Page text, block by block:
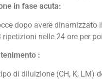
in fase acuta:
dopo avere
ripetizioni nelle 24 ore per
:
di diluizione (CH, K, LM)